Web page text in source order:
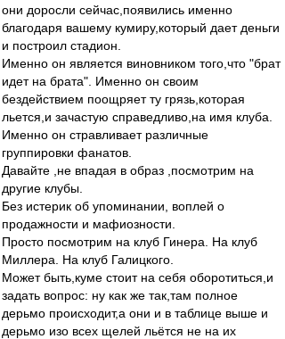
они доросли сейчас,появились именно
благодаря вашему кумиру,который дает деньги
и построил стадион.
Именно он является виновником того,что "брат
идет на брата". Именно он своим
бездействием поощряет ту грязь,которая
льется,и зачастую справедливо,на имя клуба.
Именно он стравливает различные
группировки фанатов.
Давайте ,не впадая в образ ,посмотрим на
другие клубы.
Без истерик об упоминании, воплей о
продажности и мафиозности.
Просто посмотрим на клуб Гинера. На клуб
Миллера. На клуб Галицкого.
Может быть,куме стоит на себя оборотиться,и
задать вопрос: ну как же так,там полное
дерьмо происходит,а они и в таблице выше и
дерьмо изо всех щелей льётся не на их